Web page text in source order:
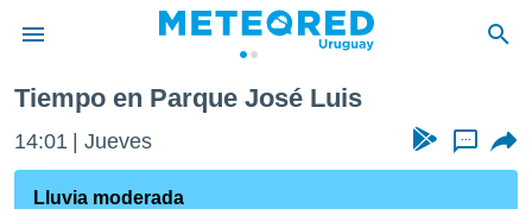
de
ha
Tiempo en Parque José Luis
14:01 Jueves ...
Lluvia moderada